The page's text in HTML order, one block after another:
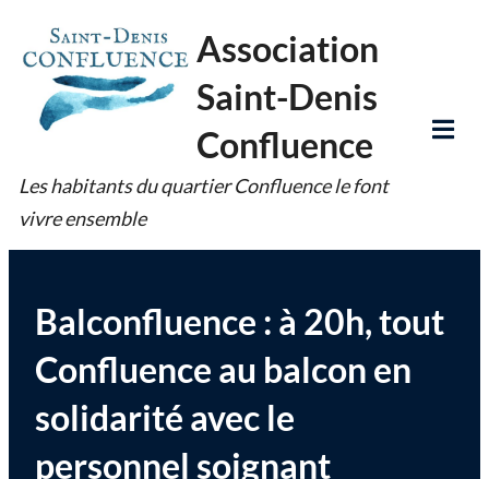
to
content
Association
Saint-Denis
Confluence
Les habitants du quartier Confluence le font
vivre ensemble
Balconfluence : à 20h, tout
Confluence au balcon en
solidarité avec le
personnel soignant